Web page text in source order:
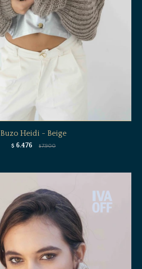
Buzo Heidi - Beige
$ 6.476 $ 7.900